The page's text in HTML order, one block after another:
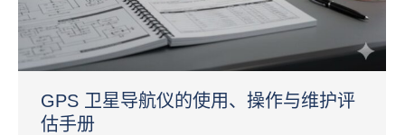
GPS 卫星导航仪的使用、操作与维护评
估手册